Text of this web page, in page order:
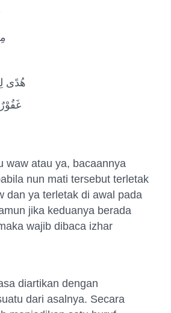
هُدًى
waw atau ya, bacaannya
nun mati tersebut terletak
dan ya terletak di awal pada
jika keduanya berada
wajib dibaca izhar
diartikan dengan
dari asalnya. Secara